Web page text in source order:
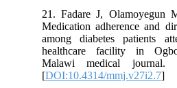
21. Fadare J, Olamoyegun
Medication adherence and
among diabetes patients
healthcare facility in
Malawi medical journal.
[DOI:10.4314/mmj.v27i2.7